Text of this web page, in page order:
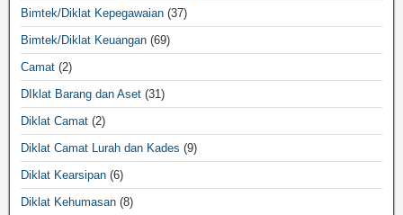
Bimtek/Diklat Kepegawaian (37)
Bimtek/Diklat Keuangan (69)
Camat (2)
DIklat Barang dan Aset (31)
Diklat Camat (2)
Diklat Camat Lurah dan Kades (9)
Diklat Kearsipan (6)
Diklat Kehumasan (8)